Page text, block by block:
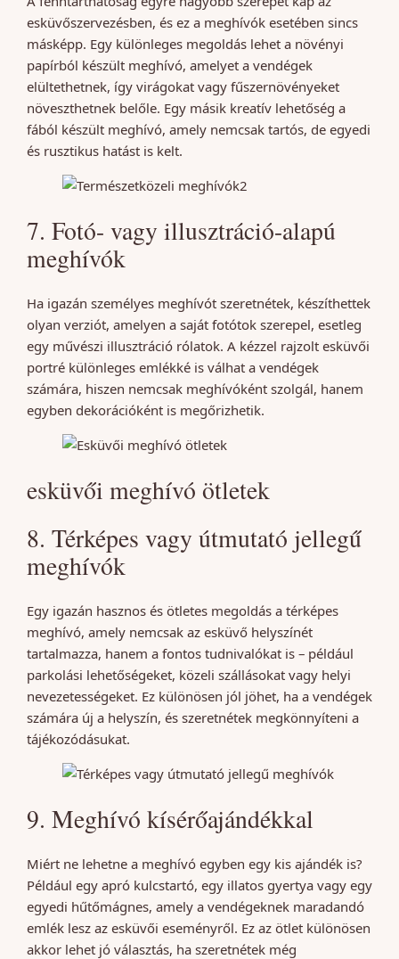
esküvőszervezésben, és ez a meghívók esetében sincs
másképp. Egy különleges megoldás lehet a növényi
papírból készült meghívó, amelyet a vendégek
elültethetnek, így virágokat vagy fűszernövényeket
növeszthetnek belőle. Egy másik kreatív lehetőség a
fából készült meghívó, amely nemcsak tartós, de egyedi
és rusztikus hatást is kelt.
7. Fotó- vagy illusztráció-alapú
meghívók
Ha igazán személyes meghívót szeretnétek, készíthettek
olyan verziót, amelyen a saját fotótok szerepel, esetleg
egy művészi illusztráció rólatok. A kézzel rajzolt esküvői
portré különleges emlékké is válhat a vendégek
számára, hiszen nemcsak meghívóként szolgál, hanem
egyben dekorációként is megőrizhetik.
esküvői meghívó ötletek
8. Térképes vagy útmutató jellegű
meghívók
Egy igazán hasznos és ötletes megoldás a térképes
meghívó, amely nemcsak az esküvő helyszínét
tartalmazza, hanem a fontos tudnivalókat is – például
parkolási lehetőségeket, közeli szállásokat vagy helyi
nevezetességeket. Ez különösen jól jöhet, ha a vendégek
számára új a helyszín, és szeretnétek megkönnyíteni a
tájékozódásukat.
9. Meghívó kísérőajándékkal
Miért ne lehetne a meghívó egyben egy kis ajándék is?
Például egy apró kulcstartó, egy illatos gyertya vagy egy
egyedi hűtőmágnes, amely a vendégeknek maradandó
emlék lesz az esküvői eseményről. Ez az ötlet különösen
akkor lehet jó választás, ha szeretnétek még